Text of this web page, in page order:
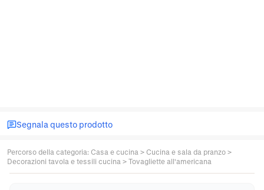
Segnala questo prodotto
Percorso della categoria: Casa e cucina > Cucina e sala da pranzo >
Decorazioni tavola e tessili cucina > Tovagliette all'americana